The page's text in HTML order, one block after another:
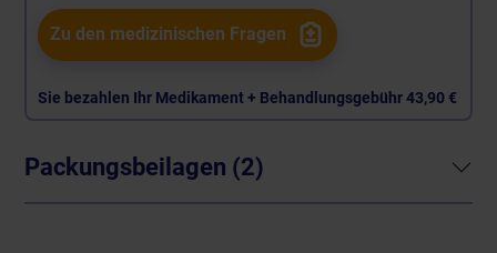
Zu den medizinischen Fragen
Sie bezahlen Ihr Medikament + Behandlungsgebühr43,90 €
Packungsbeilagen (2)